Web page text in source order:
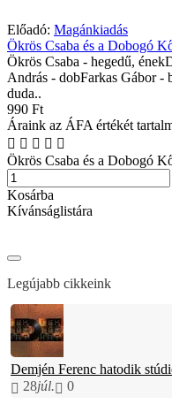
Előadó: Magánkiadás
Ökrös Csaba és a Dobogó
Ökrös Csaba - hegedű,
András - dobFarkas Gábor -
duda..
990 Ft
Áraink az ÁFA értékét
Ökrös Csaba és a Dobogó
Kosárba
Kívánságlistára
Legújabb cikkeink
Demjén Ferenc hatodik
28júl. 0